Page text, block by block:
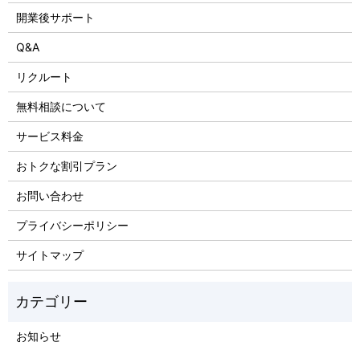
開業後サポート
Q&A
リクルート
無料相談について
サービス料金
おトクな割引プラン
お問い合わせ
プライバシーポリシー
サイトマップ
お知らせ